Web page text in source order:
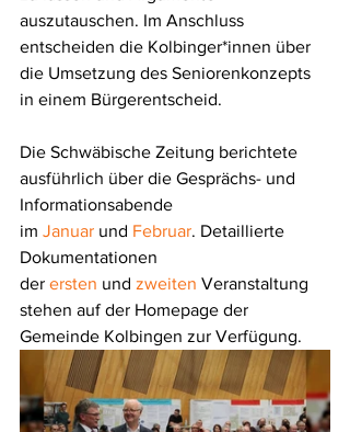
auszutauschen. Im Anschluss
entscheiden die Kolbinger*innen über
die Umsetzung des Seniorenkonzepts
in einem Bürgerentscheid.
Die Schwäbische Zeitung berichtete
ausführlich über die Gesprächs- und
Informationsabende
im Januar und Februar. Detaillierte
Dokumentationen
der ersten und zweiten Veranstaltung
stehen auf der Homepage der
Gemeinde Kolbingen zur Verfügung.